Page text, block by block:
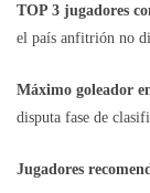
TOP 3 jugadores
el país anfitrión no
Máximo goleador
disputa fase de
Jugadores